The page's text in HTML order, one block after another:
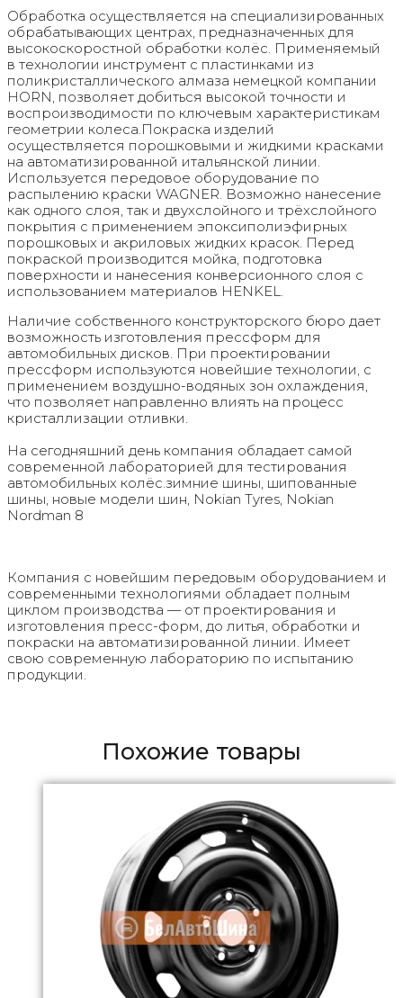
Обработка осуществляется на специализированных
обрабатывающих центрах, предназначенных для
высокоскоростной обработки колёс. Применяемый
в технологии инструмент с пластинками из
поликристаллического алмаза немецкой компании
HORN, позволяет добиться высокой точности и
воспроизводимости по ключевым характеристикам
геометрии колеса.Покраска изделий
осуществляется порошковыми и жидкими красками
на автоматизированной итальянской линии.
Используется передовое оборудование по
распылению краски WAGNER. Возможно нанесение
как одного слоя, так и двухслойного и трёхслойного
покрытия с применением эпоксиполиэфирных
порошковых и акриловых жидких красок. Перед
покраской производится мойка, подготовка
поверхности и нанесения конверсионного слоя с
использованием материалов HENKEL.
Наличие собственного конструкторского бюро дает
возможность изготовления прессформ для
автомобильных дисков. При проектировании
прессформ используются новейшие технологии, с
применением воздушно-водяных зон охлаждения,
что позволяет направленно влиять на процесс
кристаллизации отливки.
На сегодняшний день компания обладает самой
современной лабораторией для тестирования
автомобильных колёс.зимние шины, шипованные
шины, новые модели шин, Nokian Tyres, Nokian
Nordman 8
Компания с новейшим передовым оборудованием и
современными технологиями обладает полным
циклом производства — от проектирования и
изготовления пресс-форм, до литья, обработки и
покраски на автоматизированной линии. Имеет
свою современную лабораторию по испытанию
продукции.
Похожие товары